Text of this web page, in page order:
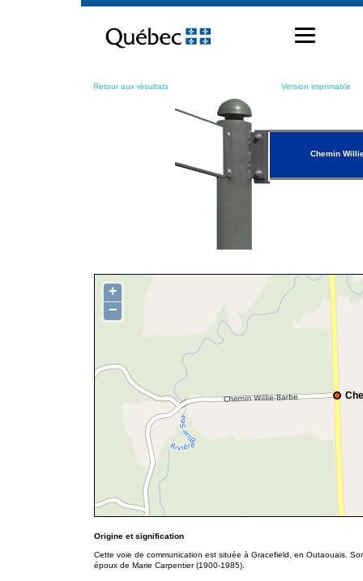
contenu
Retour aux résultats Version imprimable
Chemin
+
−
Origine et signification
Cette voie de communication est située à Gracefield, en Outaouais.
époux de Marie Carpentier (1900-1985).